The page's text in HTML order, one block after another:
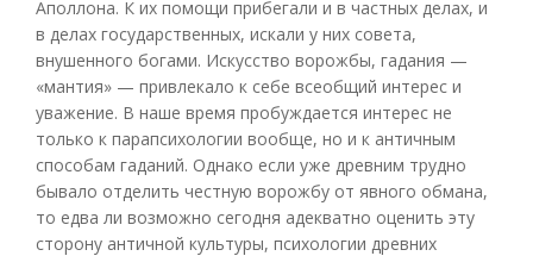
Аполлона. К их помощи прибегали и в частных делах, и
в делах государственных, искали у них совета,
внушенного богами. Искусство ворожбы, гадания —
«мантия» — привлекало к себе всеобщий интерес и
уважение. В наше время пробуждается интерес не
только к парапсихологии вообще, но и к античным
способам гаданий. Однако если уже древним трудно
бывало отделить честную ворожбу от явного обмана,
то едва ли возможно сегодня адекватно оценить эту
сторону античной культуры, психологии древних